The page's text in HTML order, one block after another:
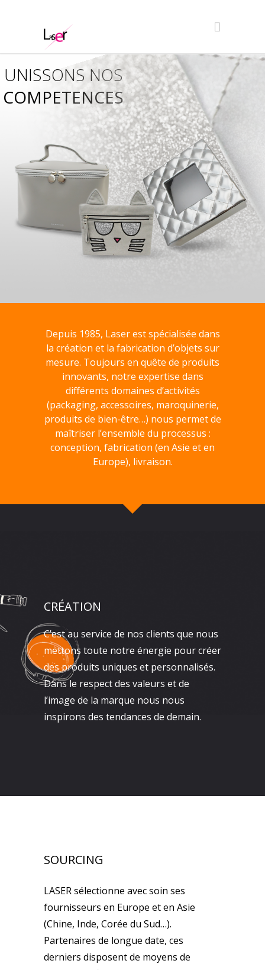
COMPETENCES
UNISSONS NOS
Depuis 1985, Laser est spécialisée dans
la création et la fabrication d’objets sur
mesure. Toujours en quête de produits
innovants, notre expertise dans
différents domaines d’activités
(packaging, accessoires, maroquinerie,
produits de bien-être…) nous permet de
maîtriser l’ensemble du processus :
conception, fabrication (en Asie et en
Europe), livraison.
CRÉATION
C’est au service de nos clients que nous
mettons toute notre énergie pour créer
des produits uniques et personnalisés.
Dans le respect des valeurs et de
l’image de la marque nous nous
inspirons des tendances de demain.
SOURCING
LASER sélectionne avec soin ses
fournisseurs en Europe et en Asie
(Chine, Inde, Corée du Sud…).
Partenaires de longue date, ces
derniers disposent de moyens de